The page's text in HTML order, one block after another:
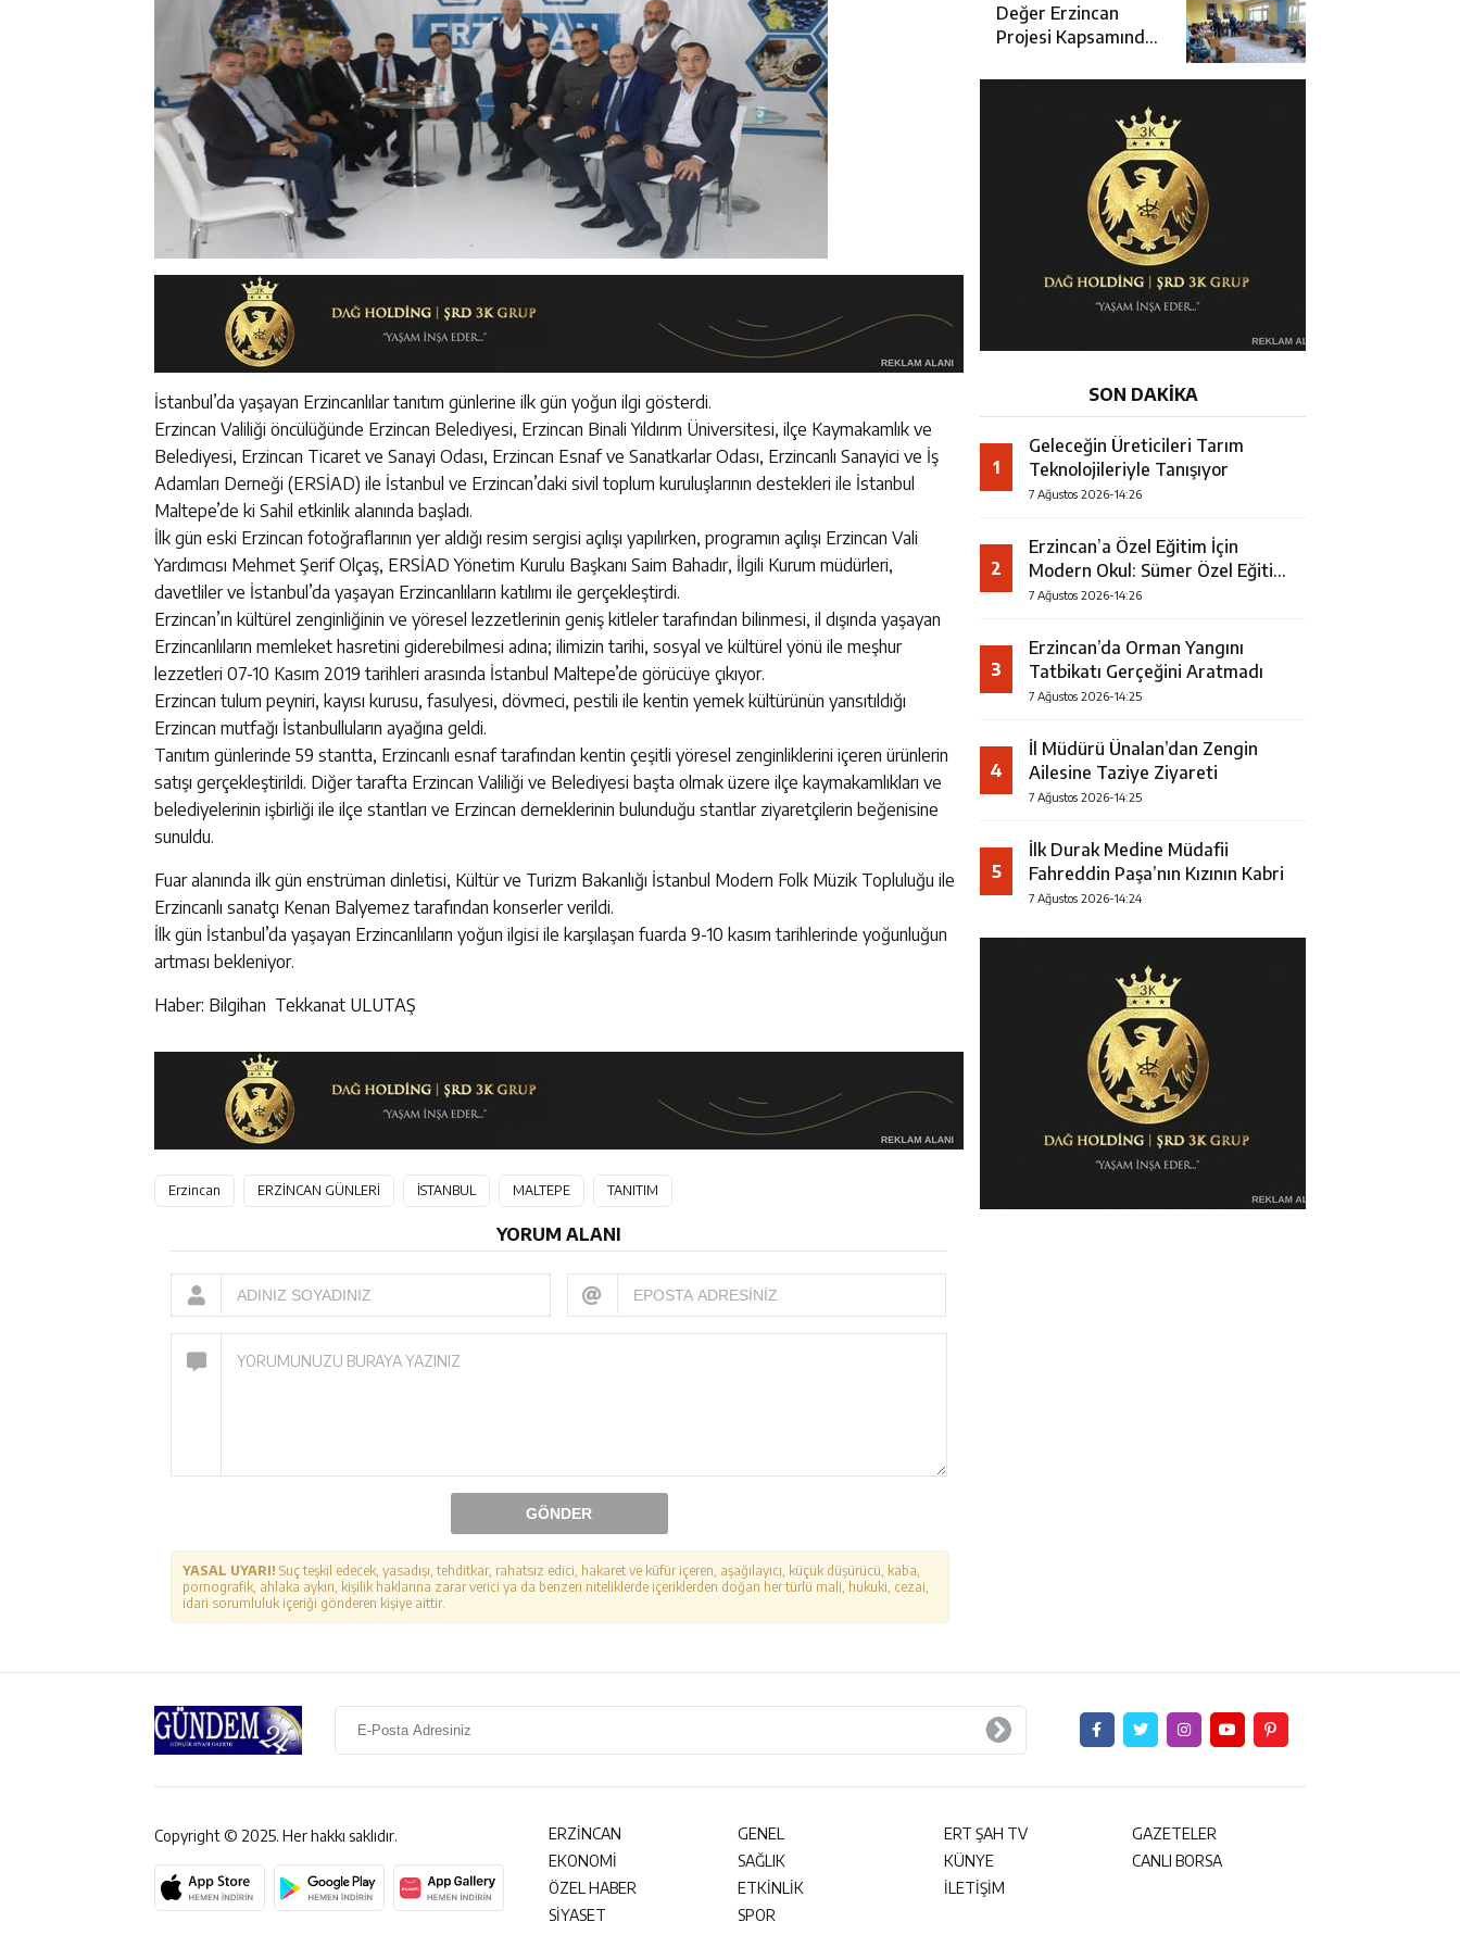
İstanbul’da yaşayan Erzincanlılar tanıtım günlerine ilk gün yoğun ilgi gösterdi.
Erzincan Valiliği öncülüğünde Erzincan Belediyesi, Erzincan Binali Yıldırım Üniversitesi, ilçe Kaymakamlık ve
Belediyesi, Erzincan Ticaret ve Sanayi Odası, Erzincan Esnaf ve Sanatkarlar Odası, Erzincanlı Sanayici ve İş
Adamları Derneği (ERSİAD) ile İstanbul ve Erzincan’daki sivil toplum kuruluşlarının destekleri ile İstanbul
Maltepe’de ki Sahil etkinlik alanında başladı.
İlk gün eski Erzincan fotoğraflarının yer aldığı resim sergisi açılışı yapılırken, programın açılışı Erzincan Vali
Yardımcısı Mehmet Şerif Olçaş, ERSİAD Yönetim Kurulu Başkanı Saim Bahadır, İlgili Kurum müdürleri,
davetliler ve İstanbul’da yaşayan Erzincanlıların katılımı ile gerçekleştirdi.
Erzincan’ın kültürel zenginliğinin ve yöresel lezzetlerinin geniş kitleler tarafından bilinmesi, il dışında yaşayan
Erzincanlıların memleket hasretini giderebilmesi adına; ilimizin tarihi, sosyal ve kültürel yönü ile meşhur
lezzetleri 07-10 Kasım 2019 tarihleri arasında İstanbul Maltepe’de görücüye çıkıyor.
Erzincan tulum peyniri, kayısı kurusu, fasulyesi, dövmeci, pestili ile kentin yemek kültürünün yansıtıldığı
Erzincan mutfağı İstanbulluların ayağına geldi.
Tanıtım günlerinde 59 stantta, Erzincanlı esnaf tarafından kentin çeşitli yöresel zenginliklerini içeren ürünlerin
satışı gerçekleştirildi. Diğer tarafta Erzincan Valiliği ve Belediyesi başta olmak üzere ilçe kaymakamlıkları ve
belediyelerinin işbirliği ile ilçe stantları ve Erzincan derneklerinin bulunduğu stantlar ziyaretçilerin beğenisine
sunuldu.
Fuar alanında ilk gün enstrüman dinletisi, Kültür ve Turizm Bakanlığı İstanbul Modern Folk Müzik Topluluğu ile
Erzincanlı sanatçı Kenan Balyemez tarafından konserler verildi.
İlk gün İstanbul’da yaşayan Erzincanlıların yoğun ilgisi ile karşılaşan fuarda 9-10 kasım tarihlerinde yoğunluğun
artması bekleniyor.
Haber: Bilgihan Tekkanat ULUTAŞ
Erzincan ERZİNCAN GÜNLERİ İSTANBUL MALTEPE TANITIM
YORUM ALANI
GÖNDER
YASAL UYARI! Suç teşkil edecek, yasadışı, tehditkar, rahatsız edici, hakaret ve küfür içeren, aşağılayıcı, küçük düşürücü, kaba,
pornografik, ahlaka aykırı, kişilik haklarına zarar verici ya da benzeri niteliklerde içeriklerden doğan her türlü mali, hukuki, cezai,
idari sorumluluk içeriği gönderen kişiye aittir.
Toplantısı
Değer Erzincan
Projesi Kapsamında
Eğitimi
SON DAKİKA
1
Geleceğin Üreticileri Tarım
Teknolojileriyle Tanışıyor
7 Ağustos 2026-14:26
2
Erzincan’a Özel Eğitim İçin
Modern Okul: Sümer Özel Eğitim
Meslek Okulu Protokolü
7 Ağustos 2026-14:26
3
Erzincan’da Orman Yangını
Tatbikatı Gerçeğini Aratmadı
7 Ağustos 2026-14:25
4
İl Müdürü Ünalan’dan Zengin
Ailesine Taziye Ziyareti
7 Ağustos 2026-14:25
5
İlk Durak Medine Müdafii
Fahreddin Paşa’nın Kızının Kabri
7 Ağustos 2026-14:24
Copyright © 2025. Her hakkı saklıdır. ERZİNCAN
GENEL
EKONOMİ
SAĞLIK
ÖZEL HABER
ETKİNLİK
SİYASET
SPOR
ERT ŞAH TV
GAZETELER
KÜNYE
CANLI BORSA
İLETİŞİM